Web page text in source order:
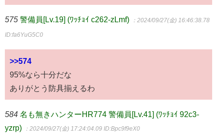
575 警備員[Lv.19] (ﾜｯﾁｮｲ c262-zLmf) ：2024/09/27(金) 16:46:38.78
ID:fa6YuG5C0
>>574
95%なら十分だな
ありがとう防具揃えるわ
584 名も無きハンターHR774 警備員[Lv.41] (ﾜｯﾁｮｲ 92c3-
yzrp)
：2024/09/27(金) 17:24:04.09 ID:Bpc9f9eX0